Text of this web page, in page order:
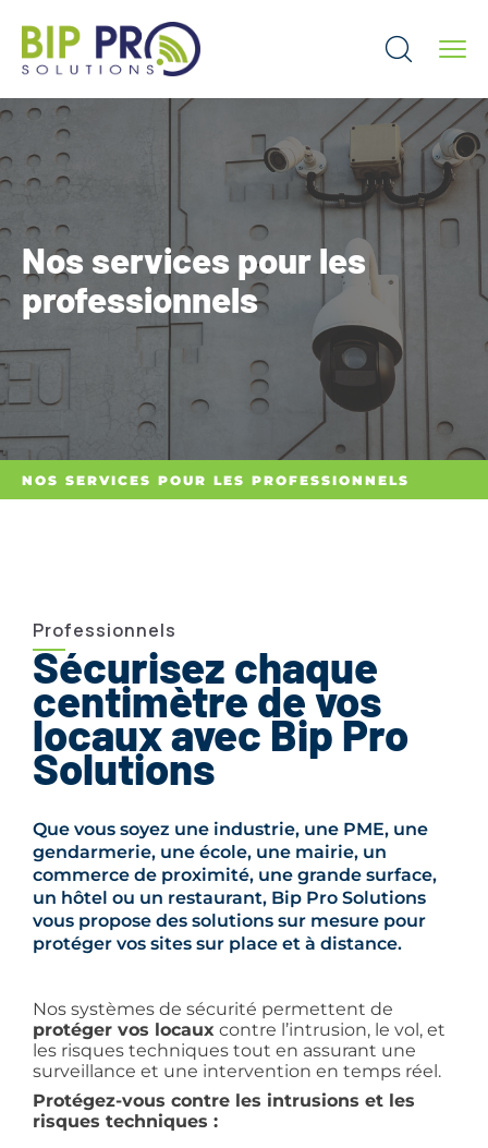
Nos services pour les
professionnels
NOS SERVICES POUR LES PROFESSIONNELS
Professionnels
Sécurisez chaque
centimètre de vos
locaux avec Bip Pro
Solutions
Que vous soyez une industrie, une PME, une
gendarmerie, une école, une mairie, un
commerce de proximité, une grande surface,
un hôtel ou un restaurant, Bip Pro Solutions
vous propose des solutions sur mesure pour
protéger vos sites sur place et à distance.
Nos systèmes de sécurité permettent de
protéger vos locaux contre l’intrusion, le vol, et
les risques techniques tout en assurant une
surveillance et une intervention en temps réel.
Protégez-vous contre les intrusions et les
risques techniques :